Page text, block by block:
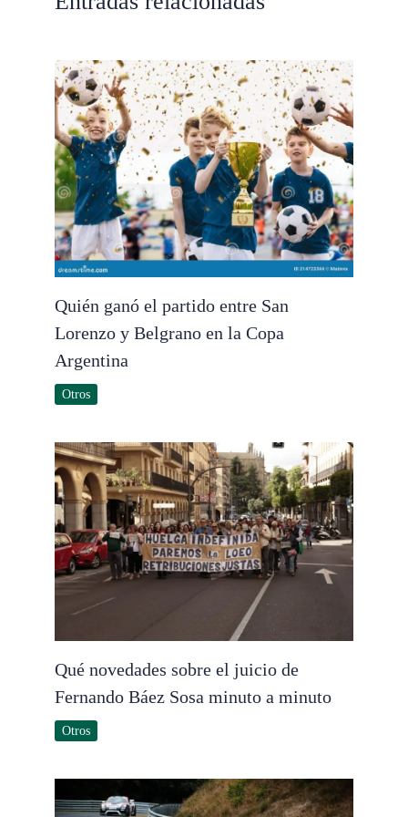
Quién ganó el partido entre San
Lorenzo y Belgrano en la Copa
Argentina
Otros
Qué novedades sobre el juicio de
Fernando Báez Sosa minuto a minuto
Otros